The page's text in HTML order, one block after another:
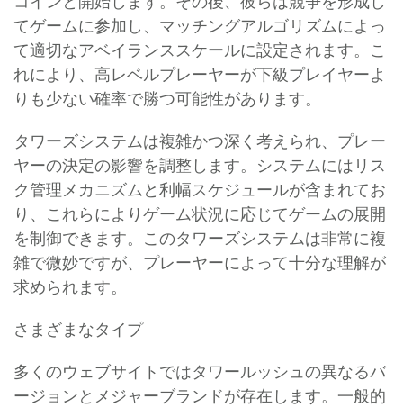
てゲームに参加し、マッチングアルゴリズムによっ
て適切なアベイランススケールに設定されます。こ
れにより、高レベルプレーヤーが下級プレイヤーよ
りも少ない確率で勝つ可能性があります。
タワーズシステムは複雑かつ深く考えられ、プレー
ヤーの決定の影響を調整します。システムにはリス
ク管理メカニズムと利幅スケジュールが含まれてお
り、これらによりゲーム状況に応じてゲームの展開
を制御できます。このタワーズシステムは非常に複
雑で微妙ですが、プレーヤーによって十分な理解が
求められます。
さまざまなタイプ
多くのウェブサイトではタワールッシュの異なるバ
ージョンとメジャーブランドが存在します。一般的